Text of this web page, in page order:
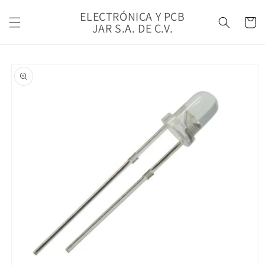
al contenido
ELECTRÓNICA Y PCB
JAR S.A. DE C.V. Carrito
a la
información